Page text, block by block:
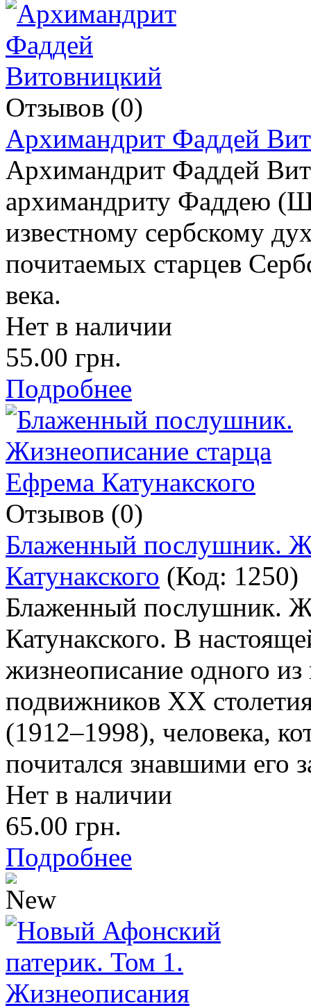
Отзывов (0)
Архимандрит Фаддей
Архимандрит Фаддей
архимандриту Фаддею
известному сербскому
почитаемых старцев
века.
Нет в наличии
55.00 грн.
Подробнее
Отзывов (0)
Блаженный послушник.
Катунакского (Код: 1250)
Блаженный послушник.
Катунакского. В
жизнеописание одного
подвижников XX
(1912–1998), человека,
почитался знавшими его
Нет в наличии
65.00 грн.
Подробнее